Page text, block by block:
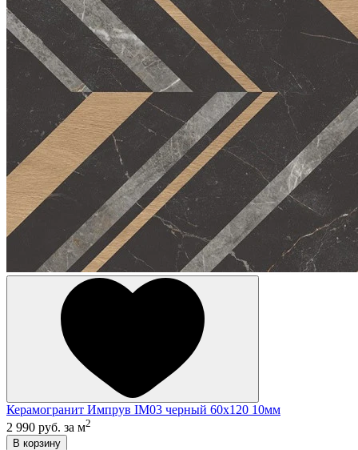
Керамогранит Импрув IM03 черный 60x120 10мм
2 990 руб. за м2
В корзину